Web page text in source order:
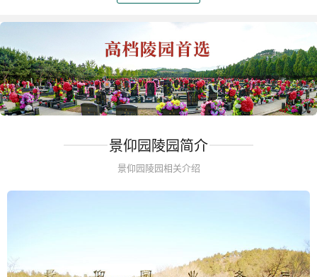
景仰园陵园简介
景仰园陵园相关介绍